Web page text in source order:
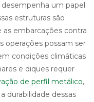
um papel
estruturas são
embarcações contra
operações possam ser
condições climáticas
e diques requer
de perfil metálico,
durabilidade dessas